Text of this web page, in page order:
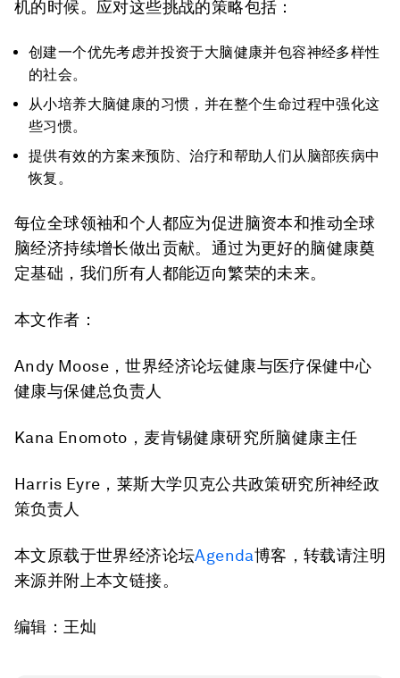
机的时候。应对这些挑战的策略包括：
创建一个优先考虑并投资于大脑健康并包容神经多样性
的社会。
从小培养大脑健康的习惯，并在整个生命过程中强化这
些习惯。
提供有效的方案来预防、治疗和帮助人们从脑部疾病中
恢复。
每位全球领袖和个人都应为促进脑资本和推动全球
脑经济持续增长做出贡献。通过为更好的脑健康奠
定基础，我们所有人都能迈向繁荣的未来。
本文作者：
Andy Moose，世界经济论坛健康与医疗保健中心
健康与保健总负责人
Kana Enomoto，麦肯锡健康研究所脑健康主任
Harris Eyre，莱斯大学贝克公共政策研究所神经政
策负责人
本文原载于世界经济论坛Agenda博客，转载请注明
来源并附上本文链接。
编辑：王灿